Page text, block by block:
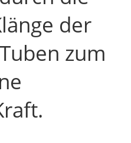
der
zum